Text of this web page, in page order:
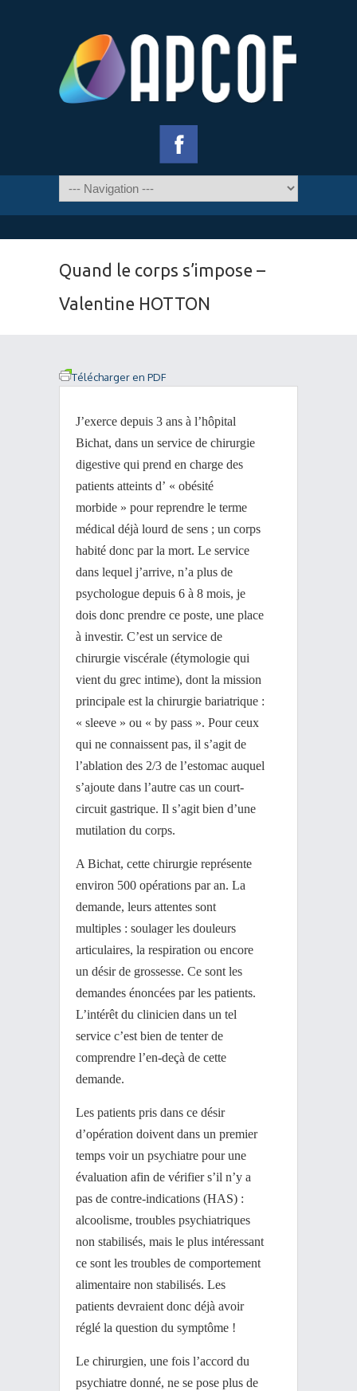
Quand le corps s’impose –
Valentine HOTTON
Télécharger en PDF
J’exerce depuis 3 ans à l’hôpital
Bichat, dans un service de chirurgie
digestive qui prend en charge des
patients atteints d’ « obésité
morbide » pour reprendre le terme
médical déjà lourd de sens ; un corps
habité donc par la mort. Le service
dans lequel j’arrive, n’a plus de
psychologue depuis 6 à 8 mois, je
dois donc prendre ce poste, une place
à investir. C’est un service de
chirurgie viscérale (étymologie qui
vient du grec intime), dont la mission
principale est la chirurgie bariatrique :
« sleeve » ou « by pass ». Pour ceux
qui ne connaissent pas, il s’agit de
l’ablation des 2/3 de l’estomac auquel
s’ajoute dans l’autre cas un court-
circuit gastrique. Il s’agit bien d’une
mutilation du corps.
A Bichat, cette chirurgie représente
environ 500 opérations par an. La
demande, leurs attentes sont
multiples : soulager les douleurs
articulaires, la respiration ou encore
un désir de grossesse. Ce sont les
demandes énoncées par les patients.
L’intérêt du clinicien dans un tel
service c’est bien de tenter de
comprendre l’en-deçà de cette
demande.
Les patients pris dans ce désir
d’opération doivent dans un premier
temps voir un psychiatre pour une
évaluation afin de vérifier s’il n’y a
pas de contre-indications (HAS) :
alcoolisme, troubles psychiatriques
non stabilisés, mais le plus intéressant
ce sont les troubles de comportement
alimentaire non stabilisés. Les
patients devraient donc déjà avoir
réglé la question du symptôme !
Le chirurgien, une fois l’accord du
psychiatre donné, ne se pose plus de